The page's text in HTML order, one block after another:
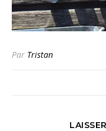
Par Tristan